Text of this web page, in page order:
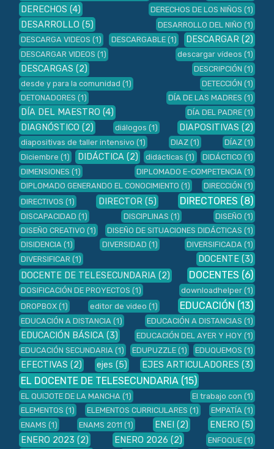
DERECHOS (4) DERECHOS DE LOS NIÑOS (1)
DESARROLLO (5) DESARROLLO DEL NIÑO (1)
DESCARGA VIDEOS (1) DESCARGABLE (1) DESCARGAR (2)
DESCARGAR VIDEOS (1) descargar vídeos (1)
DESCARGAS (2) DESCRIPCIÓN (1)
desde y para la comunidad (1) DETECCIÓN (1)
DETONADORES (1) DÍA DE LAS MADRES (1)
DÍA DEL MAESTRO (4) DÍA DEL PADRE (1)
DIAGNÓSTICO (2) diálogos (1) DIAPOSITIVAS (2)
diapositivas de taller intensivo (1) DIAZ (1) DÍAZ (1)
Diciembre (1) DIDÁCTICA (2) didácticas (1) DIDÁCTICO (1)
DIMENSIONES (1) DIPLOMADO E-COMPETENCIA (1)
DIPLOMADO GENERANDO EL CONOCIMIENTO (1) DIRECCIÓN (1)
DIRECTIVOS (1) DIRECTOR (5) DIRECTORES (8)
DISCAPACIDAD (1) DISCIPLINAS (1) DISEÑO (1)
DISEÑO CREATIVO (1) DISEÑO DE SITUACIONES DIDÁCTICAS (1)
DISIDENCIA (1) DIVERSIDAD (1) DIVERSIFICADA (1)
DIVERSIFICAR (1) DOCENTE (3)
DOCENTE DE TELESECUNDARIA (2) DOCENTES (6)
DOSIFICACIÓN DE PROYECTOS (1) downloadhelper (1)
DROPBOX (1) editor de video (1) EDUCACIÓN (13)
EDUCACIÓN A DISTANCIA (1) EDUCACIÓN A DISTANCIAS (1)
EDUCACIÓN BÁSICA (3) EDUCACIÓN DEL AYER Y HOY (1)
EDUCACIÓN SECUNDARIA (1) EDUPUZZLE (1) EDUQUEMOS (1)
EFECTIVAS (2) ejes (5) EJES ARTICULADORES (3)
EL DOCENTE DE TELESECUNDARIA (15)
EL QUIJOTE DE LA MANCHA (1) El trabajo con (1)
ELEMENTOS (1) ELEMENTOS CURRICULARES (1) EMPATÍA (1)
ENAMS (1) ENAMS 2011 (1) ENEI (2) ENERO (5)
ENERO 2023 (2) ENERO 2026 (2) ENFOQUE (1)